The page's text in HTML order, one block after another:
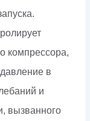
компрессора,
в
и
вызванного